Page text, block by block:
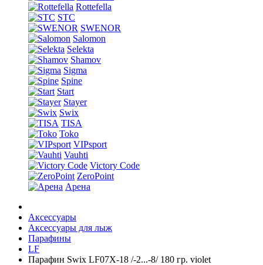
Rottefella
STC
SWENOR
Salomon
Selekta
Shamov
Sigma
Spine
Start
Stayer
Swix
TISA
Toko
VIPsport
Vauhti
Victory Code
ZeroPoint
Арена
Аксессуары
Аксессуары для лыж
Парафины
LF
Парафин Swix LF07X-18 /-2...-8/ 180 гр. violet